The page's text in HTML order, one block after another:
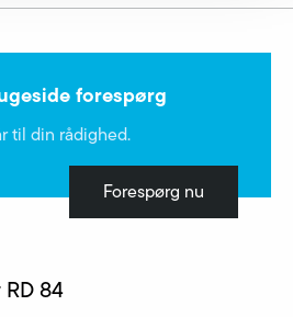
forespørg
til din rådighed.
Forespørg nu
84